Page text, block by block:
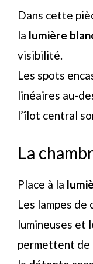
Dans cette
la lumière
visibilité.
Les spots
linéaires au-
l’îlot central
La
Place à la
Les lampes
lumineuses et
permettent de